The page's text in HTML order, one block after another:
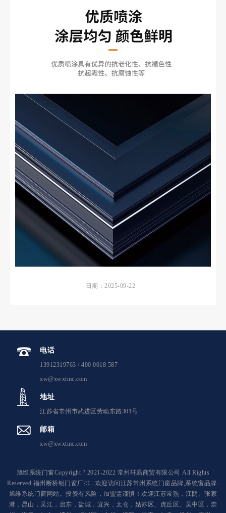
日期：2025-09-22
电话
13912319763 / 400 0018 587
xw@xwxtmc.com
地址
江苏省常州市武进区劳动东路301号
邮箱
xw@xwxtmc.com
旭维系统门窗Copyright ? 2021-2022 常州轩易商贸有限公司 All Rights
Reserved.福州断桥铝门窗厂排 . 欢迎访问江苏常州系统门窗品牌,系统窗品牌-
旭维系统门窗网站。投资有风险，加盟需谨慎！欢迎江苏常熟，江阴、张家
港，昆山，吴江，启东，盐城，宜兴，太仓，姑苏区、虎丘区、吴中区，崇